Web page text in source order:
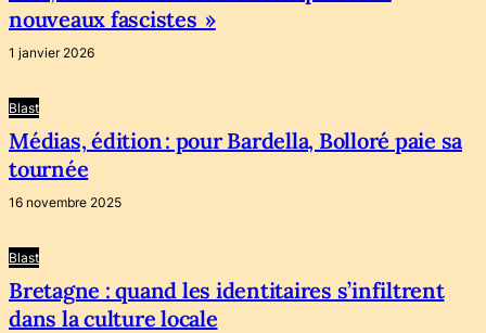
nouveaux fascistes »
1 janvier 2026
Blast
Médias, édition : pour Bardella, Bolloré paie sa
tournée
16 novembre 2025
Blast
Bretagne : quand les identitaires s’infiltrent
dans la culture locale